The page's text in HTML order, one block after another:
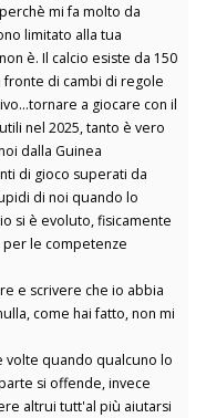
mi fa molto da
limitato alla tua
è. Il calcio esiste da 150
fronte di cambi di regole
a giocare con il
nel 2025, tanto è vero
dalla Guinea
di gioco superati da
di noi quando lo
si è evoluto, fisicamente
le competenze
e scrivere che io abbia
come hai fatto, non mi
quando qualcuno lo
si offende, invece
altrui tutt'al più aiutarsi